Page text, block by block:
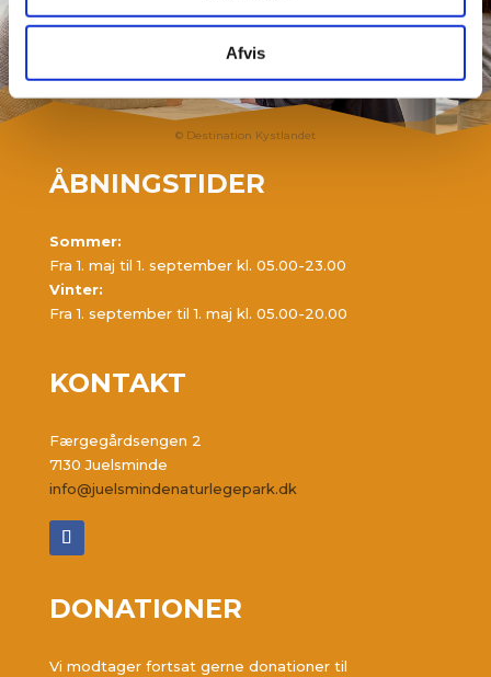
Afvis
© Destination Kystlandet
ÅBNINGSTIDER
Sommer:
Fra 1. maj til 1. september kl. 05.00-23.00
Vinter:
Fra 1. september til 1. maj kl. 05.00-20.00
KONTAKT
Færgegårdsengen 2
7130 Juelsminde
info@juelsmindenaturlegepark.dk
DONATIONER
Vi modtager fortsat gerne donationer til